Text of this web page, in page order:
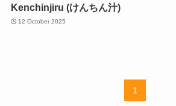
Kenchinjiru (けんちん汁)
12 October 2025
1